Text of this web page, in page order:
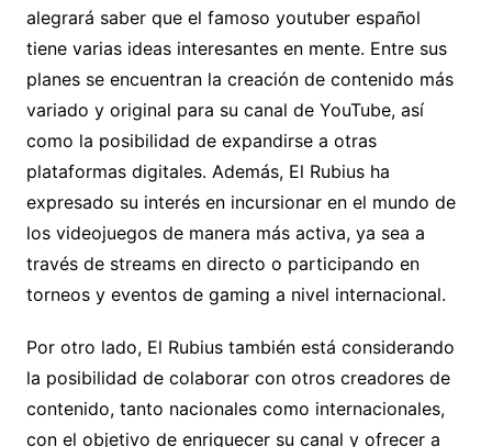
alegrará saber que el famoso youtuber español
tiene varias ideas interesantes en mente. Entre sus
planes se encuentran la creación de contenido más
variado y original para su canal de YouTube, así
como la posibilidad de expandirse a otras
plataformas digitales. Además, El Rubius ha
expresado su interés en incursionar en el mundo de
los videojuegos de manera más activa, ya sea a
través de streams en directo o participando en
torneos y eventos de gaming a nivel internacional.
Por otro lado, El Rubius también está considerando
la posibilidad de colaborar con otros creadores de
contenido, tanto nacionales como internacionales,
con el objetivo de enriquecer su canal y ofrecer a